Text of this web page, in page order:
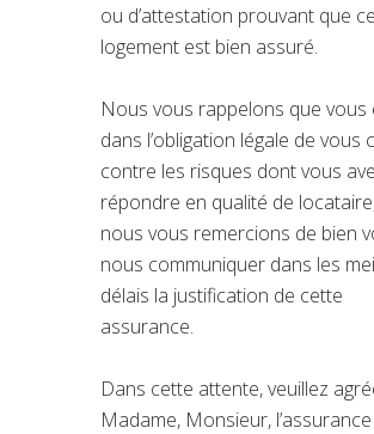
ou d’attestation prouvant que ce
logement est bien assuré.
Nous vous rappelons que vous
dans l’obligation légale de vous
contre les risques dont vous
répondre en qualité de
nous vous remercions de bien
nous communiquer dans les
délais la justification de cette
assurance.
Dans cette attente, veuillez
Madame, Monsieur,